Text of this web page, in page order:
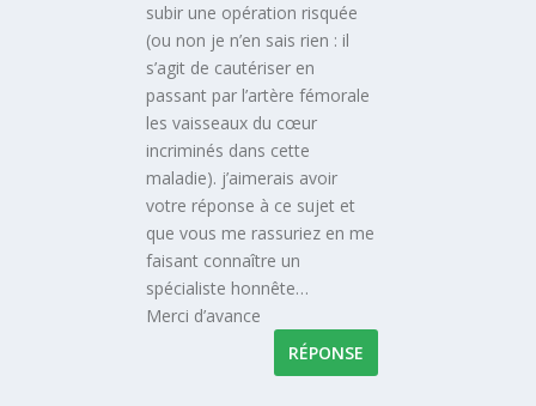
subir une opération risquée
(ou non je n’en sais rien : il
s’agit de cautériser en
passant par l’artère fémorale
les vaisseaux du cœur
incriminés dans cette
maladie). j’aimerais avoir
votre réponse à ce sujet et
que vous me rassuriez en me
faisant connaître un
spécialiste honnête…
Merci d’avance
RÉPONSE